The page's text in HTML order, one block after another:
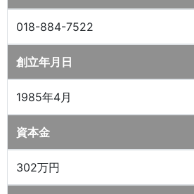
018-884-7522
創立年月日
1985年4月
資本金
302万円